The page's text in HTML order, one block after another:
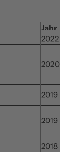
Jahr
2022
2020
2019
2019
2018